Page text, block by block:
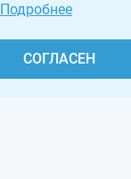
Подробнее
СОГЛАСЕН